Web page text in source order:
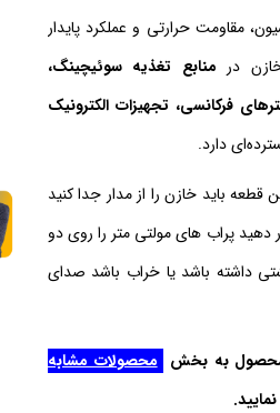
مقاومت حرارتی و عملکرد پایدار
در منابع تغذیه سوئیچینگ،
فرکانسی، تجهیزات الکترونیک
دارد.
قطعه باید خازن را از مدار جدا کنید
دهید پراب های مولتی متر را روی دو
داشته باشد یا خراب باشد صدای
محصول به بخش محصولات مشابه